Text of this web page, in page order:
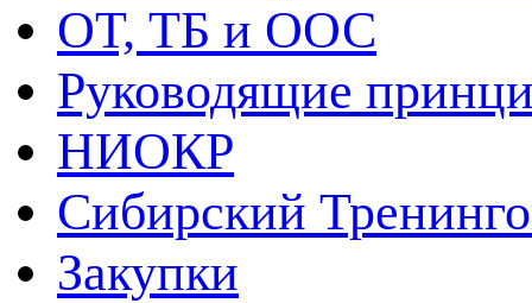
ОТ, ТБ и ООС
Руководящие
НИОКР
Сибирский
Закупки